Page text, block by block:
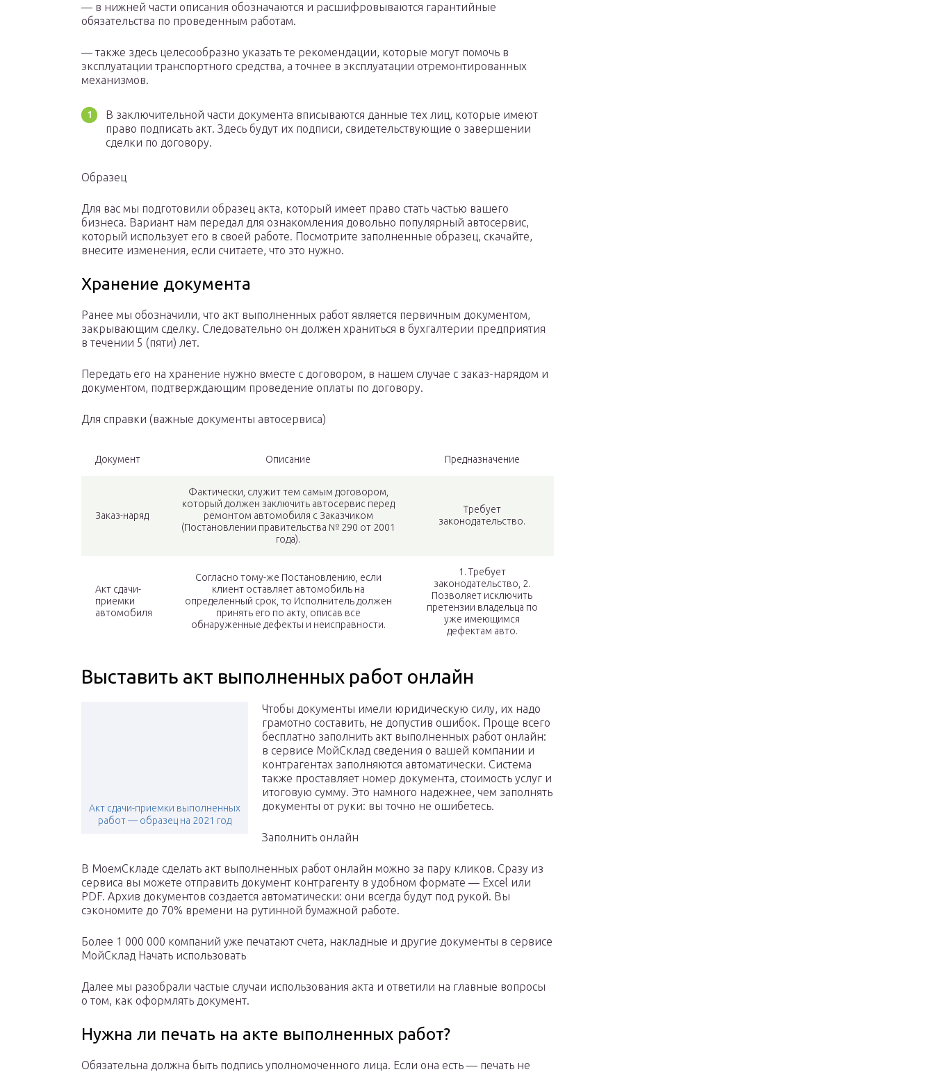
— в нижней части описания обозначаются и расшифровываются гарантийные
обязательства по проведенным работам.
— также здесь целесообразно указать те рекомендации, которые могут помочь в
эксплуатации транспортного средства, а точнее в эксплуатации отремонтированных
механизмов.
В заключительной части документа вписываются данные тех лиц, которые имеют
право подписать акт. Здесь будут их подписи, свидетельствующие о завершении
сделки по договору.
Образец
Для вас мы подготовили образец акта, который имеет право стать частью вашего
бизнеса. Вариант нам передал для ознакомления довольно популярный автосервис,
который использует его в своей работе. Посмотрите заполненные образец, скачайте,
внесите изменения, если считаете, что это нужно.
Хранение документа
Ранее мы обозначили, что акт выполненных работ является первичным документом,
закрывающим сделку. Следовательно он должен храниться в бухгалтерии предприятия
в течении 5 (пяти) лет.
Передать его на хранение нужно вместе с договором, в нашем случае с заказ-нарядом и
документом, подтверждающим проведение оплаты по договору.
Для справки (важные документы автосервиса)
Документ Описание Предназначение
Заказ-наряд
Фактически, служит тем самым договором,
который должен заключить автосервис перед
ремонтом автомобиля с Заказчиком
(Постановлении правительства № 290 от 2001
года).
Требует
законодательство.
Акт сдачи-
приемки
автомобиля
Согласно тому-же Постановлению, если
клиент оставляет автомобиль на
определенный срок, то Исполнитель должен
принять его по акту, описав все
обнаруженные дефекты и неисправности.
1. Требует
законодательство, 2.
Позволяет исключить
претензии владельца по
уже имеющимся
дефектам авто.
Выставить акт выполненных работ онлайн
Акт сдачи-приемки выполненных
работ — образец на 2021 год
Чтобы документы имели юридическую силу, их надо
грамотно составить, не допустив ошибок. Проще всего
бесплатно заполнить акт выполненных работ онлайн:
в сервисе МойСклад сведения о вашей компании и
контрагентах заполняются автоматически. Система
также проставляет номер документа, стоимость услуг и
итоговую сумму. Это намного надежнее, чем заполнять
документы от руки: вы точно не ошибетесь.
Заполнить онлайн
В МоемСкладе сделать акт выполненных работ онлайн можно за пару кликов. Сразу из
сервиса вы можете отправить документ контрагенту в удобном формате — Excel или
PDF. Архив документов создается автоматически: они всегда будут под рукой. Вы
сэкономите до 70% времени на рутинной бумажной работе.
Более 1 000 000 компаний уже печатают счета, накладные и другие документы в сервисе
МойСклад Начать использовать
Далее мы разобрали частые случаи использования акта и ответили на главные вопросы
о том, как оформлять документ.
Нужна ли печать на акте выполненных работ?
Обязательна должна быть подпись уполномоченного лица. Если она есть — печать не